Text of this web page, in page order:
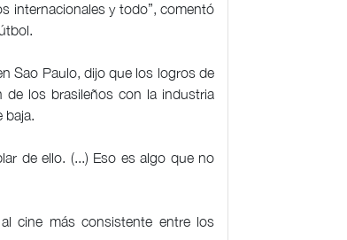
internacionales y todo”, comentó
Sao Paulo, dijo que los logros de
de los brasileños con la industria
baja.
de ello. (...) Eso es algo que no
cine más consistente entre los